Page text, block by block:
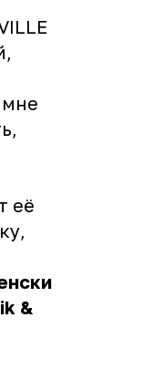
мне
её
&